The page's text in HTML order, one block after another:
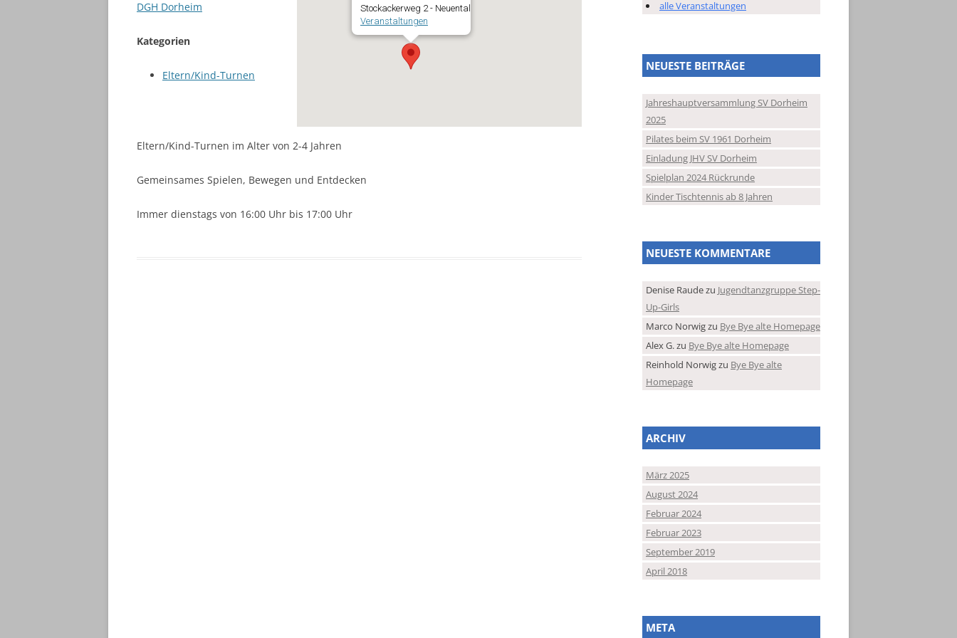
Stockackerweg 2 - Neuental
Veranstaltungen
DGH Dorheim
Kategorien
Eltern/Kind-Turnen
Eltern/Kind-Turnen im Alter von 2-4 Jahren
Gemeinsames Spielen, Bewegen und Entdecken
Immer dienstags von 16:00 Uhr bis 17:00 Uhr
alle Veranstaltungen
NEUESTE BEITRÄGE
Jahreshauptversammlung SV Dorheim
2025
Pilates beim SV 1961 Dorheim
Einladung JHV SV Dorheim
Spielplan 2024 Rückrunde
Kinder Tischtennis ab 8 Jahren
NEUESTE KOMMENTARE
Denise Raudezu Jugendtanzgruppe Step-
Up-Girls
Marco Norwigzu Bye Bye alte Homepage
Alex G.zu Bye Bye alte Homepage
Reinhold Norwigzu Bye Bye alte
Homepage
ARCHIV
März 2025
August 2024
Februar 2024
Februar 2023
September 2019
April 2018
META